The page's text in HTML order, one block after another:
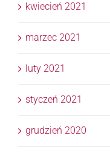
kwiecień 2021
marzec 2021
luty 2021
styczeń 2021
grudzień 2020